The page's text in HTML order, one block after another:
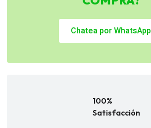
Chatea por WhatsApp
100%
Satisfacción